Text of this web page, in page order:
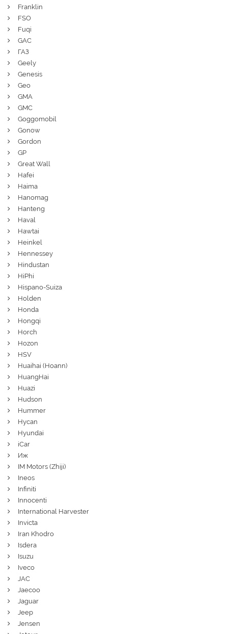
Franklin
FSO
Fuqi
GAC
ГАЗ
Geely
Genesis
Geo
GMA
GMC
Goggomobil
Gonow
Gordon
GP
Great Wall
Hafei
Haima
Hanomag
Hanteng
Haval
Hawtai
Heinkel
Hennessey
Hindustan
HiPhi
Hispano-Suiza
Holden
Honda
Hongqi
Horch
Hozon
HSV
Huaihai (Hoann)
HuangHai
Huazi
Hudson
Hummer
Hycan
Hyundai
iCar
Иж
IM Motors (Zhiji)
Ineos
Infiniti
Innocenti
International Harvester
Invicta
Iran Khodro
Isdera
Isuzu
Iveco
JAC
Jaecoo
Jaguar
Jeep
Jensen